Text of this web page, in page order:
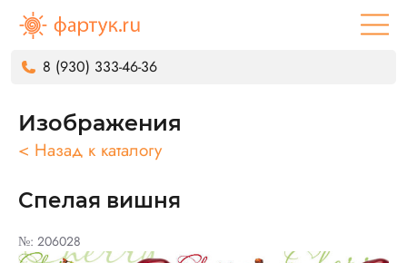
8 (930) 333-46-36
Изображения
< Назад к каталогу
Спелая вишня
№: 206028